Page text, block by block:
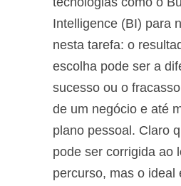
Intelligence (BI) para
nesta tarefa: o
escolha pode ser a
sucesso ou o
de um negócio e até
plano pessoal. Claro
pode ser corrigida ao
percurso, mas o ideal